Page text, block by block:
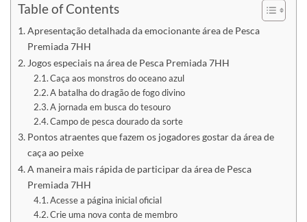
Table of Contents
Apresentação detalhada da emocionante área de Pesca
Premiada 7HH
Jogos especiais na área de Pesca Premiada 7HH
Caça aos monstros do oceano azul
A batalha do dragão de fogo divino
A jornada em busca do tesouro
Campo de pesca dourado da sorte
Pontos atraentes que fazem os jogadores gostar da área de
caça ao peixe
A maneira mais rápida de participar da área de Pesca
Premiada 7HH
Acesse a página inicial oficial
Crie uma nova conta de membro